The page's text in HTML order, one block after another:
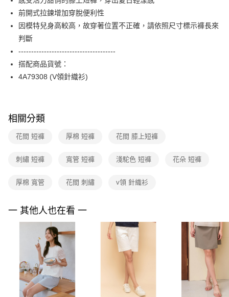
元大商業銀行
永豐商業銀行
玉山商業銀行
台新國際商業銀行
中國信託商業銀行
台灣樂天信用卡公司
【關於「AFTEE先享後付」】
AFTEE先享後付是「在收到商品之後才付款」的支付方式。 讓您購物簡單
便利好安心！
１．簡單：不需註冊會員、不需綁卡、不需儲值。
２．便利：只要手機號碼，簡訊認證，即可結帳。
３．安心：先確認商品／服務後，再付款。
結帳頁面，進行簡訊認證並確認金額後，即可完成結帳。
２．訂單成立數日內，您將收到繳費通知簡訊。
３．收到繳費通知簡訊後14天內，點擊此簡訊中的連結，可透過四大超商／
ATM／網路銀行／等多元方式進行付款，方視為交易完成。
購買商品的店家。未經商家同意取消之訂單仍視為有效，需透過AFTEE先享
※ 交易是否成功請以「AFTEE先享後付 」之結帳頁面顯示為準，若有關於
是否繳費成功／繳費後需取消欲退款等相關疑問，請聯繫「AFTEE先享後付
【注意事項】
１．透過由恩沛科技股份有限公司提供之「AFTEE先享後付」服務完成之交
易，需依本服務之必要範圍內提供個人資料，並將交易相關給付款項請求債
權轉讓予恩沛科技股份有限公司。
２．關於個人資料處理事宜，請瀏覽以下網址：
https://aftee.tw/terms/#terms3
３．未成年的使用者請事先徵得法定代理人或監護人之同意方可使用
「AFTEE先享後付」，若未經同意申辦者引起之損失，本公司不負相關責
任。
ATM付款
運送方式
全家取貨付款
付款後全家FamilyMart取貨
每筆NT$90，滿NT$3,600(含以上)免運費
付款後7-11取貨
黑貓宅配
每筆NT$90，滿NT$3,600(含以上)免運費
離島宅配 (蘭嶼恕不配送)
每筆NT$200，滿NT$8,000(含以上)免運費
付款後門市自取
免運費
前開式拉鍊增加穿脫便利性
因模特兒身高較高，故穿著位置不正確，請依照尺寸標示褲長來
判斷
--------------------------------------
搭配商品貨號：
4A79308 (V領針織衫)
相關分類
花間 短褲 厚棉 短褲 花間 膝上短褲
刺繡 短褲 寬管 短褲 淺駝色 短褲 花朵 短褲
厚棉 寬管 花間 刺繡 v領 針織衫
一 其他人也在看 一